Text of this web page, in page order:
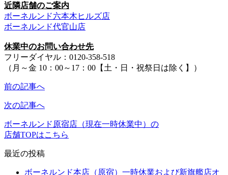
近隣店舗のご案内
ボーネルンド六本木ヒルズ店
ボーネルンド代官山店
休業中のお問い合わせ先
フリーダイヤル：0120-358-518
（月～金 10：00～17：00【土・日・祝祭日は除く】）
前の記事へ
次の記事へ
ボーネルンド原宿店（現在一時休業中）の
店舗TOPはこちら
最近の投稿
ボーネルンド本店（原宿）一時休業および新旗艦店オ